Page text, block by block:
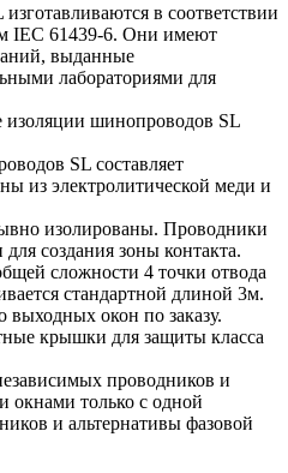
в соответствии
IEC 61439-6. Они имеют
выданные
лабораториями для
шинопроводов SL
SL составляет
из электролитической меди и
изолированы. Проводники
создания зоны контакта.
сложности 4 точки отвода
стандартной длиной 3м.
окон по заказу.
крышки для защиты класса
проводников и
окнами только с одной
и альтернативы фазовой